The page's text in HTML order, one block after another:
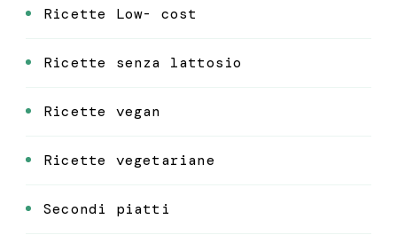
Ricette Low- cost
Ricette senza lattosio
Ricette vegan
Ricette vegetariane
Secondi piatti